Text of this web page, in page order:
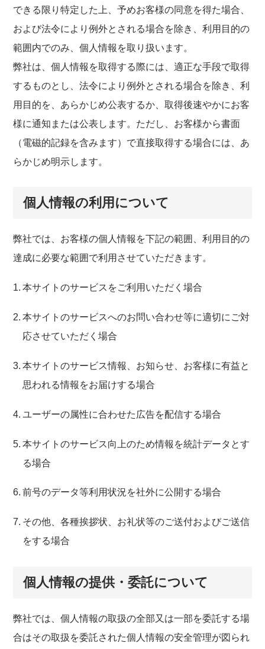
できる限り特定した上、予めお客様の同意を得た場合、
および法令により例外とされる場合を除き、利用目的の
範囲内でのみ、個人情報を取り扱います。
弊社は、個人情報を取得する際には、適正な手段で取得
するものとし、法令により例外とされる場合を除き、利
用目的を、あらかじめ公表するか、取得後速やかにお客
様に通知または公表します。ただし、お客様から書面
（電磁的記録を含みます）で直接取得する場合には、あ
らかじめ明示します。
個人情報の利用について
弊社では、お客様の個人情報を下記の範囲、利用目的の
達成に必要な範囲で利用させていただきます。
本サイトのサービスをご利用いただく場合
本サイトのサービスへのお問い合わせ等に適切にご対
応させていただく場合
本サイトのサービス情報、お知らせ、お客様に有益と
思われる情報をお届けする場合
ユーザーの属性に合わせた広告を配信する場合
本サイトのサービス向上のため情報を統計データとす
る場合
前号のデータ等利用状況を社外に公開する場合
その他、各種挨拶状、お礼状等のご送付およびご送信
をする場合
個人情報の提供・委託について
弊社では、個人情報の取扱の全部又は一部を委託する場
合はその取扱を委託された個人情報の安全管理が図られ